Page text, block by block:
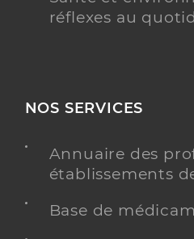
réflexes au
NOS SERVICES
Annuaire des
établissements
Base de